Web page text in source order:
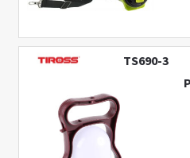
TS690-3